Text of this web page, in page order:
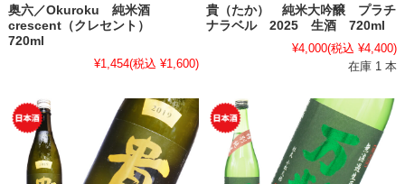
奥六／Okuroku 純米酒
crescent（クレセント）
720ml
¥1,454(税込 ¥1,600)
貴（たか） 純米大吟醸 プラチ
ナラベル 2025 生酒 720ml
¥4,000(税込 ¥4,400)
在庫 1 本